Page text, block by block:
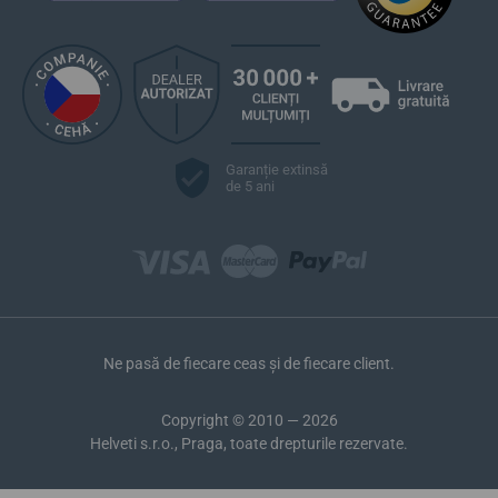
Garanție extinsă
de 5 ani
Ne pasă de fiecare ceas și de fiecare client.
Copyright © 2010 — 2026
Helveti s.r.o., Praga, toate drepturile rezervate.